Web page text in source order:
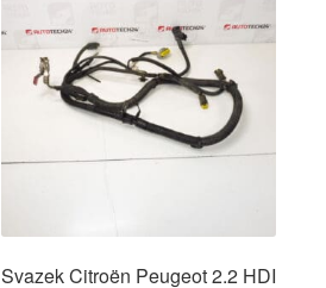
Svazek Citroën Peugeot 2.2 HDI